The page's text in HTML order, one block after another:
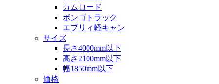
カムロード
ボンゴトラック
エブリィ軽キャン
サイズ
長さ4000mm以下
高さ2100mm以下
幅1850mm以下
価格